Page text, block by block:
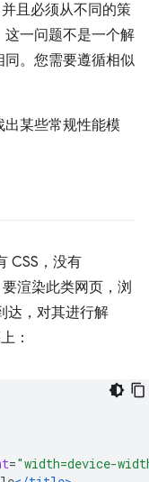
且必须从不同的策
一问题不是一个解
。您需要遵循相似
某些常规性能模
CSS，没有
渲染此类网页，浏
达，对其进行解
：
="width=device-